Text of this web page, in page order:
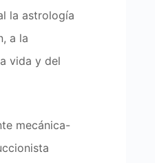
la astrología
a la
vida y del
mecánica-